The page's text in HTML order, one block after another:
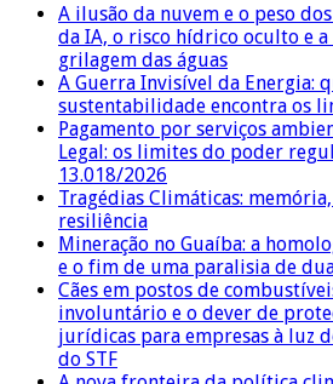
A ilusão da nuvem e o peso
da IA, o risco hídrico oculto e
grilagem das águas
A Guerra Invisível da Energia:
sustentabilidade encontra os
Pagamento por serviços
Legal: os limites do poder
13.018/2026
Tragédias Climáticas:
resiliência
Mineração no Guaíba: a
e o fim de uma paralisia de
Cães em postos de
involuntário e o dever de
jurídicas para empresas à luz
do STF